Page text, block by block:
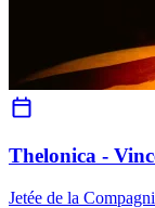
Thelonica -
Jetée de la